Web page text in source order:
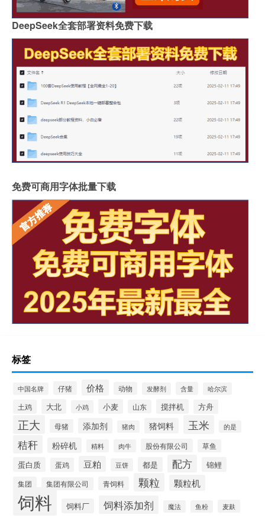
DeepSeek全套部署资料免费下载
免费可商用字体批量下载
标签
中国名牌 仔猪 价格 动物 发酵剂 含量 哈尔滨
土鸡 大北 小鸡 小麦 山东 搅拌机 方舟
正大 母猪 添加剂 猪肉 猪饲料 玉米 的是
秸秆 粉碎机 精料 肉牛 股份有限公司 草鱼
蛋白质 蛋鸡 豆粕 豆饼 都是 配方 锦鲤
集团 集团有限公司 青饲料 颗粒 颗粒机
饲料 饲料厂 饲料添加剂 魔法 鱼粉 麦麸